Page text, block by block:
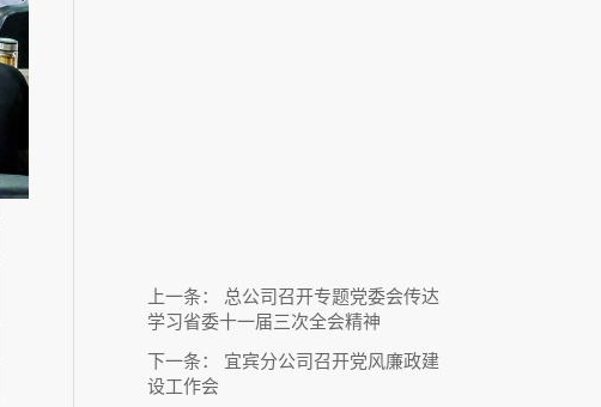
上一条：
总公司召开专题党委会传达
学习省委十一届三次全会精神
下一条：
宜宾分公司召开党风廉政建
设工作会